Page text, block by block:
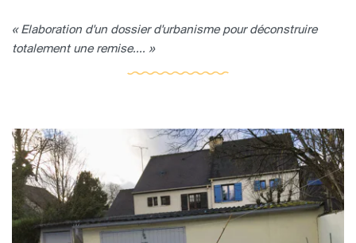
« Elaboration d'un dossier d'urbanisme pour déconstruire
totalement une remise.... »